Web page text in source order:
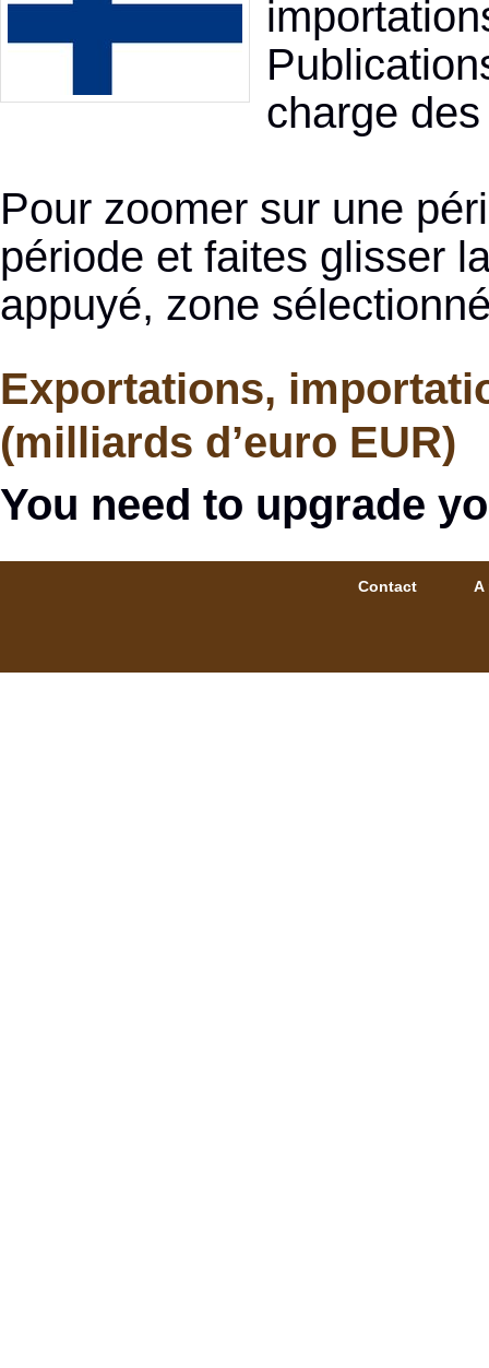
charge
Pour zoomer sur une
période et faites glisser
appuyé, zone
Exportations,
(milliards d’euro EUR)
You need to upgrade
Contact A